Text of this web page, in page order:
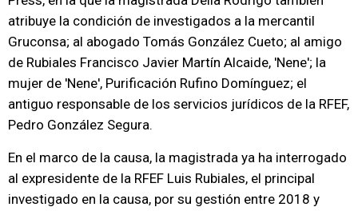
atribuye la condición de investigados a la mercantil
Gruconsa; al abogado Tomás González Cueto; al amigo
de Rubiales Francisco Javier Martín Alcaide, 'Nene'; la
mujer de 'Nene', Purificación Rufino Domínguez; el
antiguo responsable de los servicios jurídicos de la RFEF,
Pedro González Segura.
En el marco de la causa, la magistrada ya ha interrogado
al expresidente de la RFEF Luis Rubiales, el principal
investigado en la causa, por su gestión entre 2018 y